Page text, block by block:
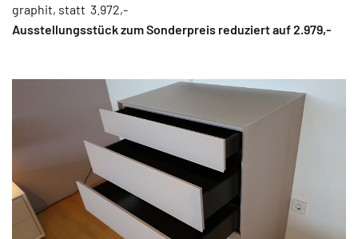
graphit, statt 3.972,-
Ausstellungsstück zum Sonderpreis reduziert auf 2.979,-